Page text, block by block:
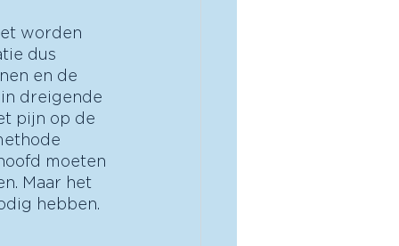
worden
dus
en de
dreigende
pijn op de
moeten
Maar het
hebben.